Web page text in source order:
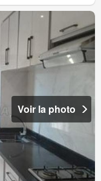
Voir la photo